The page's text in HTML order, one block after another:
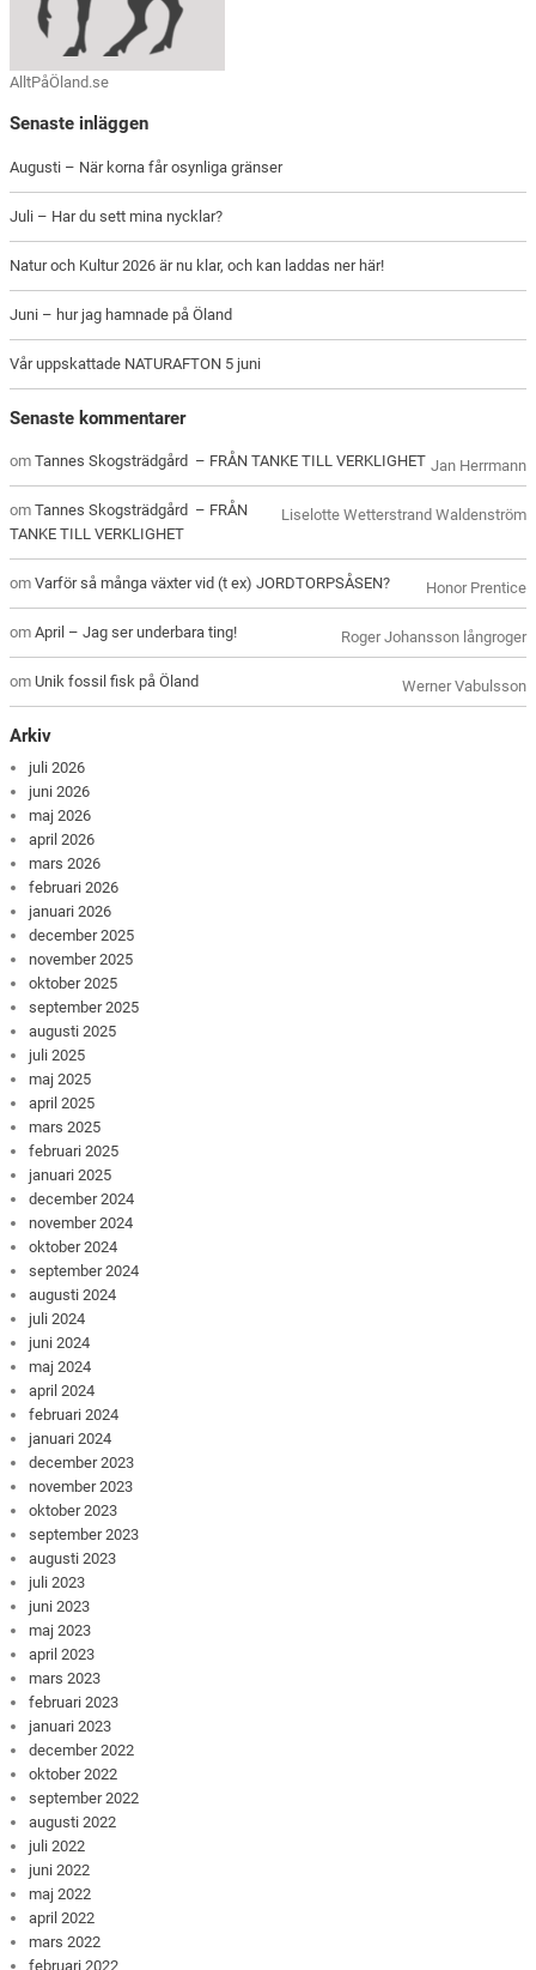
AlltPåÖland.se
Senaste inläggen
Augusti – När korna får osynliga gränser
Juli – Har du sett mina nycklar?
Natur och Kultur 2026 är nu klar, och kan laddas ner här!
Juni – hur jag hamnade på Öland
Vår uppskattade NATURAFTON 5 juni
Senaste kommentarer
Jan Herrmann
omTannes Skogsträdgård – FRÅN TANKE TILL VERKLIGHET
Liselotte Wetterstrand Waldenström
omTannes Skogsträdgård – FRÅN
TANKE TILL VERKLIGHET
Honor Prentice
omVarför så många växter vid (t ex) JORDTORPSÅSEN?
Roger Johansson långroger
omApril – Jag ser underbara ting!
Werner Vabulsson
om Unik fossil fisk på Öland
Arkiv
juli 2026
juni 2026
maj 2026
april 2026
mars 2026
februari 2026
januari 2026
december 2025
november 2025
oktober 2025
september 2025
augusti 2025
juli 2025
maj 2025
april 2025
mars 2025
februari 2025
januari 2025
december 2024
november 2024
oktober 2024
september 2024
augusti 2024
juli 2024
juni 2024
maj 2024
april 2024
februari 2024
januari 2024
december 2023
november 2023
oktober 2023
september 2023
augusti 2023
juli 2023
juni 2023
maj 2023
april 2023
mars 2023
februari 2023
januari 2023
december 2022
oktober 2022
september 2022
augusti 2022
juli 2022
juni 2022
maj 2022
april 2022
mars 2022
februari 2022